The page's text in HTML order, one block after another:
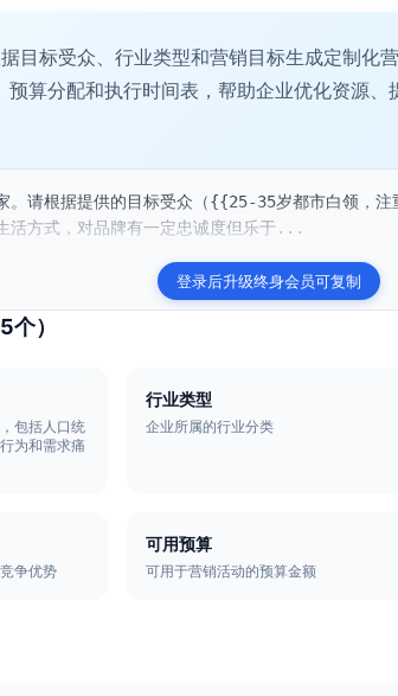
目标受众、行业类型和营销目标生成定制化
预算分配和执行时间表，帮助企业优化资源
。请根据提供的目标受众（{{25-35岁都市白领，注
活方式，对品牌有一定忠诚度但乐于...
登录后升级终身会员可复制
5个）
包括人口统
为和需求痛
行业类型
企业所属的行业分类
争优势
可用预算
可用于营销活动的预算金额